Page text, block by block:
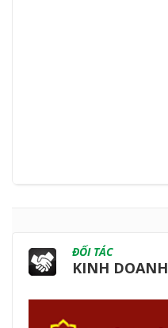
ĐỐI TÁC
KINH DOANH